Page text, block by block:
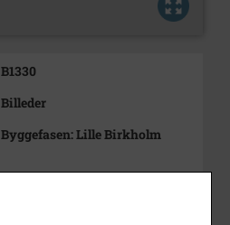
B1330
Billeder
Byggefasen: Lille Birkholm